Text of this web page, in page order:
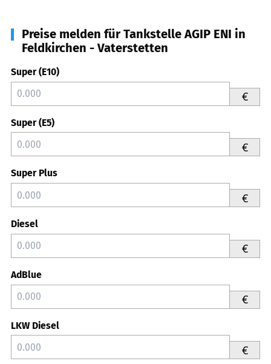
Preise melden für Tankstelle AGIP ENI in
Feldkirchen - Vaterstetten
Super (E10)
€
Super (E5)
€
Super Plus
€
Diesel
€
AdBlue
€
LKW Diesel
€